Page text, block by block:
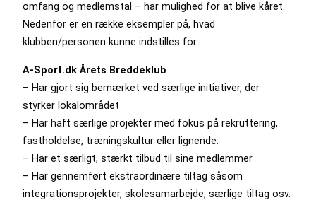
omfang og medlemstal – har mulighed for at blive kåret.
Nedenfor er en række eksempler på, hvad
klubben/personen kunne indstilles for.
A-Sport.dk Årets Breddeklub
– Har gjort sig bemærket ved særlige initiativer, der
styrker lokalområdet
– Har haft særlige projekter med fokus på rekruttering,
fastholdelse, træningskultur eller lignende.
– Har et særligt, stærkt tilbud til sine medlemmer
– Har gennemført ekstraordinære tiltag såsom
integrationsprojekter, skolesamarbejde, særlige tiltag osv.